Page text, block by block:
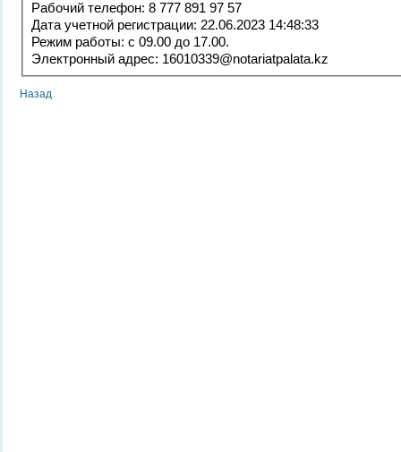
Рабочий телефон: 8 777 891 97 57
Дата учетной регистрации: 22.06.2023 14:48:33
Режим работы: c 09.00 до 17.00.
Электронный адрес: 16010339@notariatpalata.kz
Назад